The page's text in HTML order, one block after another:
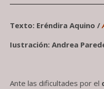
Texto: Eréndira Aquino /
Iustración: Andrea
Ante las dificultades por el